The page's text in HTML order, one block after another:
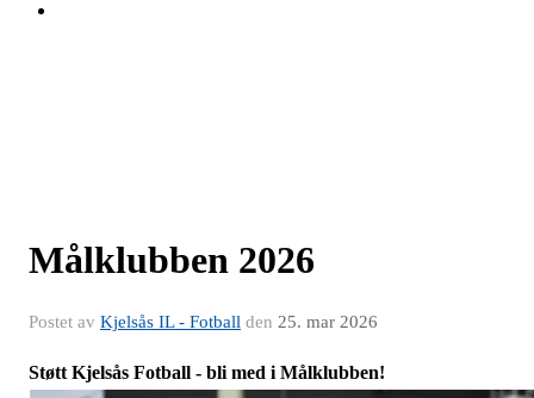
Målklubben 2026
Postet av Kjelsås IL - Fotball den 25. mar 2026
Støtt Kjelsås Fotball - bli med i Målklubben!